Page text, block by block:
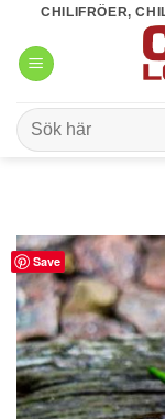
content
CHILIFRÖER,
Sök
efter:
Save